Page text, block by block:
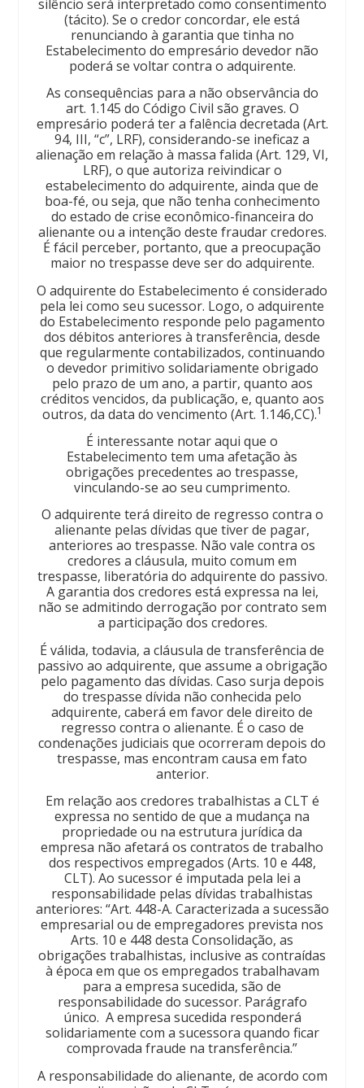
silêncio será interpretado como consentimento
(tácito). Se o credor concordar, ele está
renunciando à garantia que tinha no
Estabelecimento do empresário devedor não
poderá se voltar contra o adquirente.
As consequências para a não observância do
art. 1.145 do Código Civil são graves. O
empresário poderá ter a falência decretada (Art.
94, III, “c”, LRF), considerando-se ineficaz a
alienação em relação à massa falida (Art. 129, VI,
LRF), o que autoriza reivindicar o
estabelecimento do adquirente, ainda que de
boa-fé, ou seja, que não tenha conhecimento
do estado de crise econômico-financeira do
alienante ou a intenção deste fraudar credores.
É fácil perceber, portanto, que a preocupação
maior no trespasse deve ser do adquirente.
O adquirente do Estabelecimento é considerado
pela lei como seu sucessor. Logo, o adquirente
do Estabelecimento responde pelo pagamento
dos débitos anteriores à transferência, desde
que regularmente contabilizados, continuando
o devedor primitivo solidariamente obrigado
pelo prazo de um ano, a partir, quanto aos
créditos vencidos, da publicação, e, quanto aos
outros, da data do vencimento (Art. 1.146,CC).1
É interessante notar aqui que o
Estabelecimento tem uma afetação às
obrigações precedentes ao trespasse,
vinculando-se ao seu cumprimento.
O adquirente terá direito de regresso contra o
alienante pelas dívidas que tiver de pagar,
anteriores ao trespasse. Não vale contra os
credores a cláusula, muito comum em
trespasse, liberatória do adquirente do passivo.
A garantia dos credores está expressa na lei,
não se admitindo derrogação por contrato sem
a participação dos credores.
É válida, todavia, a cláusula de transferência de
passivo ao adquirente, que assume a obrigação
pelo pagamento das dívidas. Caso surja depois
do trespasse dívida não conhecida pelo
adquirente, caberá em favor dele direito de
regresso contra o alienante. É o caso de
condenações judiciais que ocorreram depois do
trespasse, mas encontram causa em fato
anterior.
Em relação aos credores trabalhistas a CLT é
expressa no sentido de que a mudança na
propriedade ou na estrutura jurídica da
empresa não afetará os contratos de trabalho
dos respectivos empregados (Arts. 10 e 448,
CLT). Ao sucessor é imputada pela lei a
responsabilidade pelas dívidas trabalhistas
anteriores: “Art. 448-A. Caracterizada a sucessão
empresarial ou de empregadores prevista nos
Arts. 10 e 448 desta Consolidação, as
obrigações trabalhistas, inclusive as contraídas
à época em que os empregados trabalhavam
para a empresa sucedida, são de
responsabilidade do sucessor. Parágrafo
único. A empresa sucedida responderá
solidariamente com a sucessora quando ficar
comprovada fraude na transferência.”
A responsabilidade do alienante, de acordo com